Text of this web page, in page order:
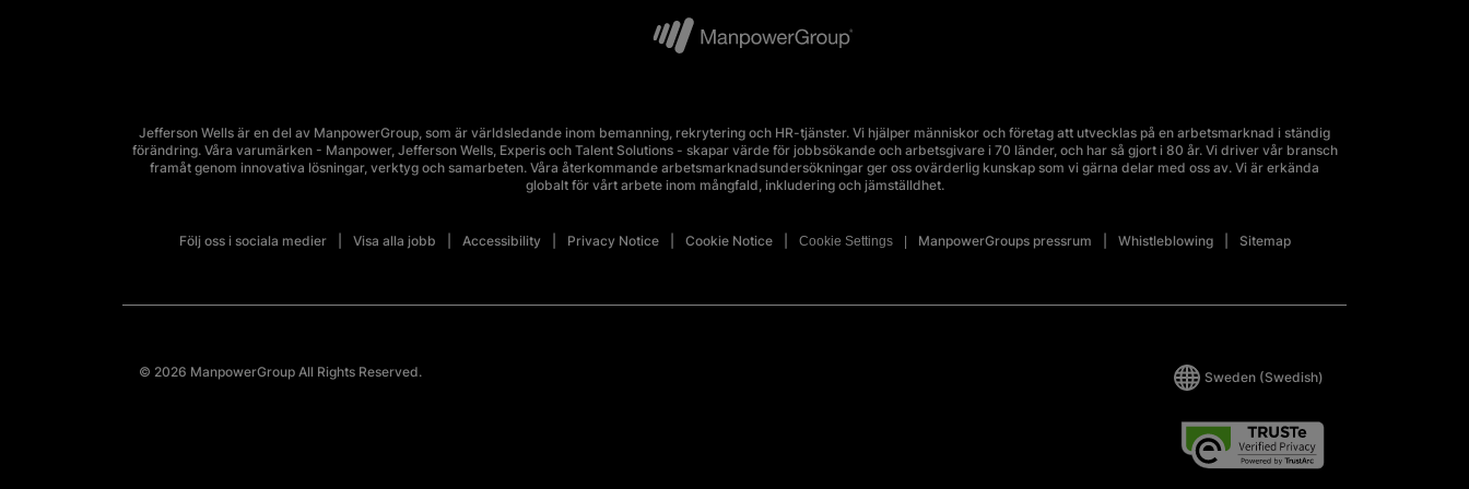
Jefferson Wells är en del av ManpowerGroup, som är världsledande inom bemanning, rekrytering och HR-tjänster. Vi hjälper människor och företag att utvecklas på en arbetsmarknad i ständig
förändring. Våra varumärken - Manpower, Jefferson Wells, Experis och Talent Solutions - skapar värde för jobbsökande och arbetsgivare i 70 länder, och har så gjort i 80 år. Vi driver vår bransch
framåt genom innovativa lösningar, verktyg och samarbeten. Våra återkommande arbetsmarknadsundersökningar ger oss ovärderlig kunskap som vi gärna delar med oss av. Vi är erkända
globalt för vårt arbete inom mångfald, inkludering och jämställdhet.
Följ oss i sociala medier Visa alla jobb Accessibility Privacy Notice Cookie Notice Cookie Settings ManpowerGroups pressrum Whistleblowing Sitemap
© 2026 ManpowerGroup All Rights Reserved. Sweden (Swedish)